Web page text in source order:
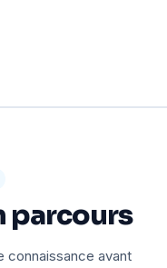
parcours
connaissance avant